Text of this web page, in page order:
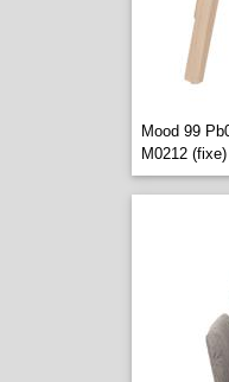
Mood 99
M0212 (fixe)